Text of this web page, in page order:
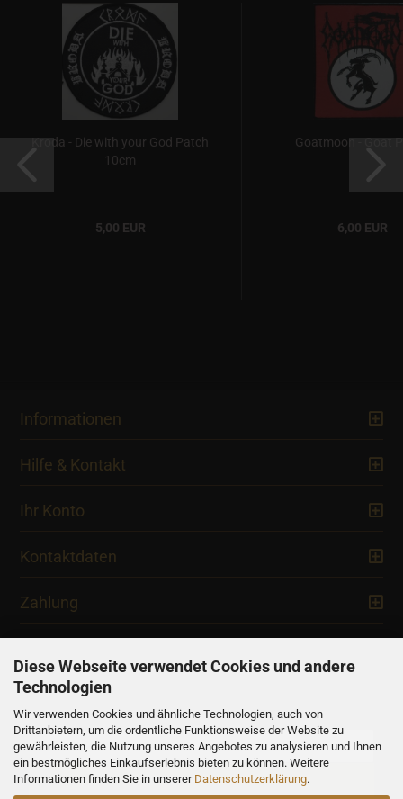
Diese Webseite verwendet Cookies und andere
Technologien
Wir verwenden Cookies und ähnliche Technologien, auch von
Drittanbietern, um die ordentliche Funktionsweise der Website zu
gewährleisten, die Nutzung unseres Angebotes zu analysieren und Ihnen
ein bestmögliches Einkaufserlebnis bieten zu können. Weitere
Informationen finden Sie in unserer Datenschutzerklärung.
Kroda - Die with your God Patch
10cm
5,00 EUR
Goatmoon - Goat
6,00 EUR
Informationen
Hilfe & Kontakt
Ihr Konto
Kontaktdaten
Zahlung
Newsletter